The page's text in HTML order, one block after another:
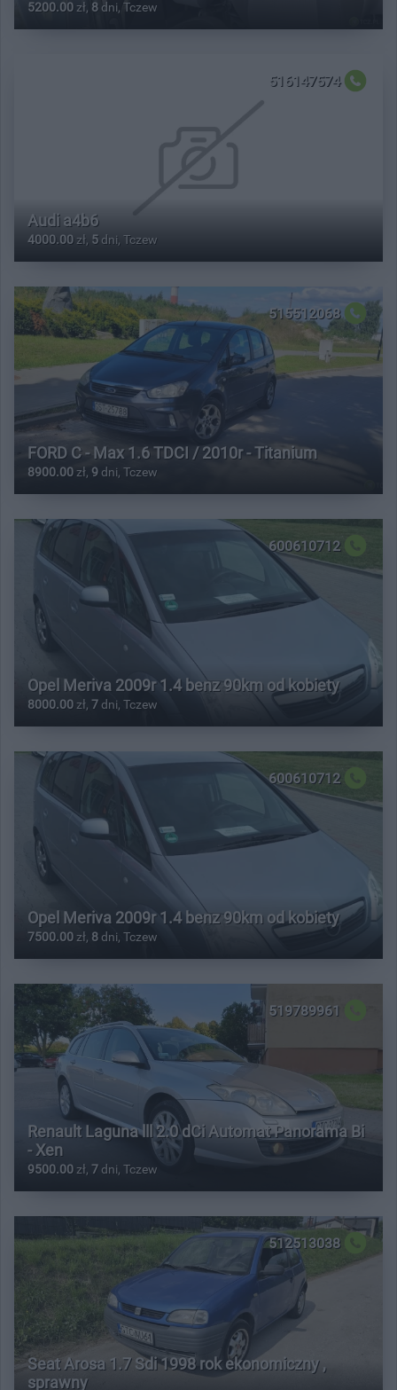
5200.00 zł, 8 dni, Tczew
516147574
Audi a4b6
4000.00 zł, 5 dni, Tczew
515512068
FORD C - Max 1.6 TDCI / 2010r - Titanium
8900.00 zł, 9 dni, Tczew
600610712
Opel Meriva 2009r 1.4 benz 90km od kobiety
8000.00 zł, 7 dni, Tczew
600610712
Opel Meriva 2009r 1.4 benz 90km od kobiety
7500.00 zł, 8 dni, Tczew
519789961
Renault Laguna lll 2.0 dCi Automat Panorama Bi
- Xen
9500.00 zł, 7 dni, Tczew
512513038
Seat Arosa 1.7 Sdi 1998 rok ekonomiczny ,
sprawny